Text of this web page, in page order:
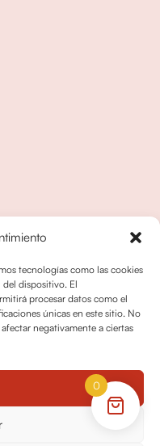
tecnologías como las cookies
del dispositivo. El
procesar datos como el
únicas en este sitio. No
negativamente a ciertas
0